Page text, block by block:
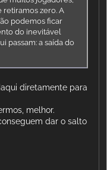
retiramos zero. A
podemos ficar
do inevitável
passam: a saída do
diretamente para
melhor.
dar o salto